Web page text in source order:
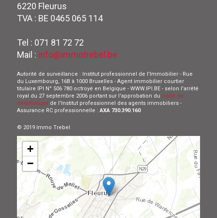
6220 Fleurus
TVA : BE 0465 065 114
Tel : 071 81 72 72
Mail : info@immotrebel.be
Autorité de surveillance : Institut professionnel de l'Immobilier - Rue
du Luxembourg, 16B à 1000 Bruxelles - Agent immobilier courtier
titulaire IPI N° 506 780 octroyé en Belgique - WWW.IPI.BE - selon l'arrêté
royal du 27 septembre 2006 portant sur l'approbation du code de
déontologie de l'Institut professionnel des agents immobiliers -
Assurance RC professionnelle :AXA 730.390.160
© 2019 Immo Trebel
+
−